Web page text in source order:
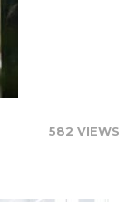
582 VIEWS